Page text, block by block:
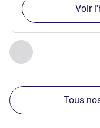
Précédent - Nos
Page , Nos
Voir
Tous